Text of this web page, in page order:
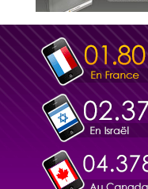
travers le temps